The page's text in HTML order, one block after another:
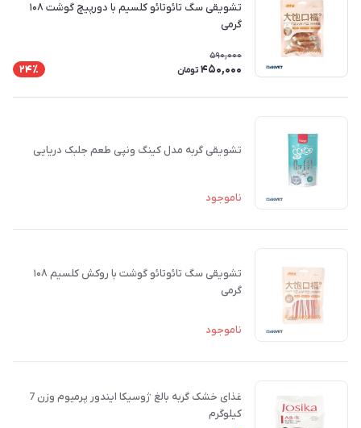
تشویقی سگ تائوتائو کلسیم با دورپیچ گوشت ۱۰۸
گرمی
590,000
450,000 تومان 24٪
تشویقی گربه مدل کینگ ونپی طعم جلبک دریایی
ناموجود
تشویقی سگ تائوتائو گوشت با روکش کلسیم ۱۰۸
گرمی
ناموجود
غذای خشک گربه بالغ ژوسیکا ایندور پرمیوم وزن 7
کیلوگرم